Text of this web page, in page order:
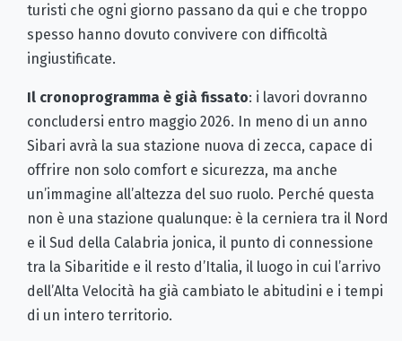
turisti che ogni giorno passano da qui e che troppo
spesso hanno dovuto convivere con difficoltà
ingiustificate.
Il cronoprogramma è già fissato: i lavori dovranno
concludersi entro maggio 2026. In meno di un anno
Sibari avrà la sua stazione nuova di zecca, capace di
offrire non solo comfort e sicurezza, ma anche
un’immagine all’altezza del suo ruolo. Perché questa
non è una stazione qualunque: è la cerniera tra il Nord
e il Sud della Calabria jonica, il punto di connessione
tra la Sibaritide e il resto d’Italia, il luogo in cui l’arrivo
dell’Alta Velocità ha già cambiato le abitudini e i tempi
di un intero territorio.